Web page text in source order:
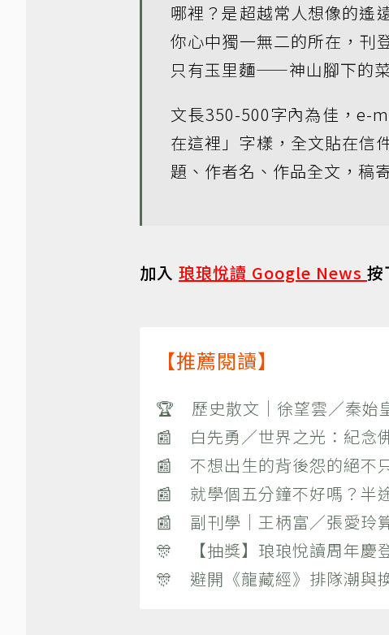
哪裡？是超越常人想像的遙
你心中獨一無二的所在，刊
只有玉里麵——神山腳下的
文長350-500字內為佳，e-
在這裡」字樣，全文貼在信
題、作者名、作品全文，
加入 琅琅悅讀 Google News 按
【推薦閱讀】
🏆 歷史散文｜徐望雲／秦始
📰 白先勇／世界之光：紀念
📰 不想出生的背後怨的絕不
📰 就學個五分鐘不好嗎？半
📰 副刊學｜王柄富／張愛玲
🎊 【抽獎】琅琅悅讀周年慶
🎊 避開《龍藏經》排隊潮與